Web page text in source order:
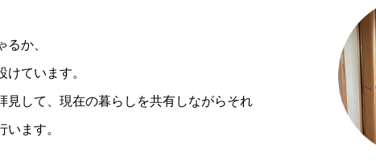
か、
ています。
見して、現在の暮らしを共有しながらそれ
ます。